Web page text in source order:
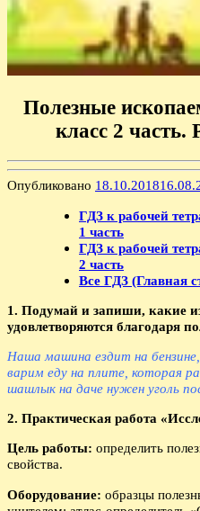
Полезные
класс 2 часть.
Опубликовано 18.10.2018
ГДЗ к рабочей
1 часть
ГДЗ к рабочей
2 часть
Все ГДЗ (Главная
1. Подумай и запиши, какие
удовлетворяются благодаря
Наша машина ездит на
варим еду на плите, которая
шашлык на даче нужен уголь
2. Практическая работа
Цель работы: определить
свойства.
Оборудование: образцы